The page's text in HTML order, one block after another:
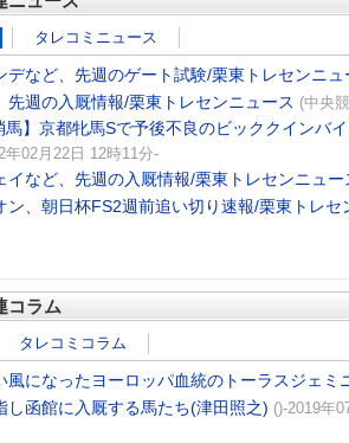
タレコミニュース
デなど、先週のゲート試験/栗東トレセンニュ
先週の入厩情報/栗東トレセンニュース (中央
馬】京都牝馬Sで予後不良のビッククインバ
年02月22日 12時11分-
イなど、先週の入厩情報/栗東トレセンニュー
ン、朝日杯FS2週前追い切り速報/栗東トレセ
コラム
タレコミコラム
風になったヨーロッパ血統のトーラスジェミ
し函館に入厩する馬たち(津田照之) ()-2019年